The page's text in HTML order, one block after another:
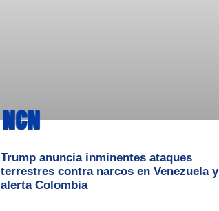
Trump anuncia inminentes ataques
terrestres contra narcos en Venezuela y
alerta Colombia